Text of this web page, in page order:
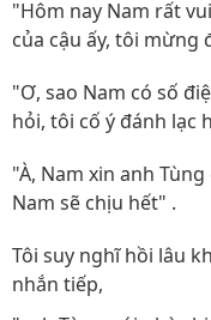
"Hôm nay Nam rất
của cậu ấy, tôi mừng
"Ơ, sao Nam có số
hỏi, tôi cố ý đánh lạc
"À, Nam xin anh
Nam sẽ chịu hết" .
Tôi suy nghĩ hồi lâu
nhắn tiếp,